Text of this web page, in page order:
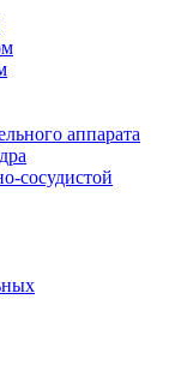
аппарата
сосудистой